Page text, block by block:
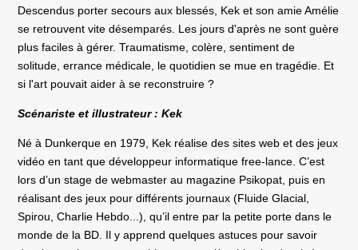
Descendus porter secours aux blessés, Kek et son amie Amélie
se retrouvent vite désemparés. Les jours d'après ne sont guère
plus faciles à gérer. Traumatisme, colère, sentiment de
solitude, errance médicale, le quotidien se mue en tragédie. Et
si l'art pouvait aider à se reconstruire ?
Scénariste et illustrateur : Kek
Né à Dunkerque en 1979, Kek réalise des sites web et des jeux
vidéo en tant que développeur informatique free-lance. C’est
lors d’un stage de webmaster au magazine Psikopat, puis en
réalisant des jeux pour différents journaux (Fluide Glacial,
Spirou, Charlie Hebdo...), qu’il entre par la petite porte dans le
monde de la BD. Il y apprend quelques astuces pour savoir